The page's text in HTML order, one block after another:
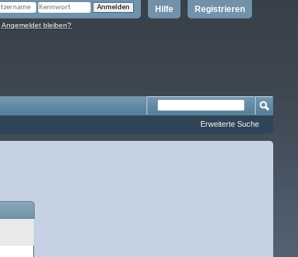
Registrieren
Hilfe
Angemeldet bleiben?
Erweiterte Suche